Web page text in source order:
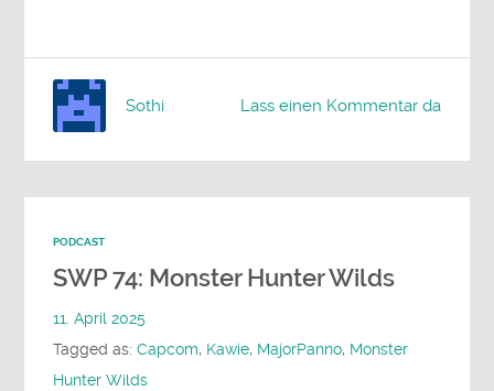
Lass einen Kommentar da
Sothi
PODCAST
SWP 74: Monster Hunter Wilds
11. April 2025
Tagged as:Capcom, Kawie, MajorPanno, Monster
Hunter Wilds